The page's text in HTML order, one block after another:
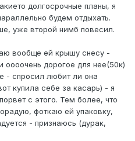
долгосрочные планы, я
будем отдыхать.
уже второй нимб повесил.
вообще ей крышу снесу -
дорогое для нее(50к)
- спросил любит ли она
купила себе за касарь) - я
с этого. Тем более, что
фоткаю ей упаковку,
- признаюсь (дурак,